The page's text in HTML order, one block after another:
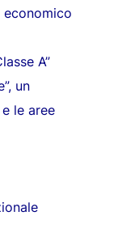
economico
A”
un
le aree